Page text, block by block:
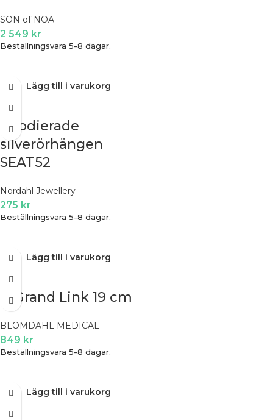
SON of NOA
2 549 kr
Beställningsvara 5-8 dagar.
Lägg till i varukorg
Rhodierade
silverörhängen
SEAT52
Nordahl Jewellery
275 kr
Beställningsvara 5-8 dagar.
Lägg till i varukorg
G Grand Link 19 cm
BLOMDAHL MEDICAL
849 kr
Beställningsvara 5-8 dagar.
Lägg till i varukorg